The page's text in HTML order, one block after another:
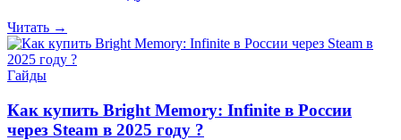
Читать →
Гайды
Как купить Bright Memory: Infinite в России
через Steam в 2025 году ?